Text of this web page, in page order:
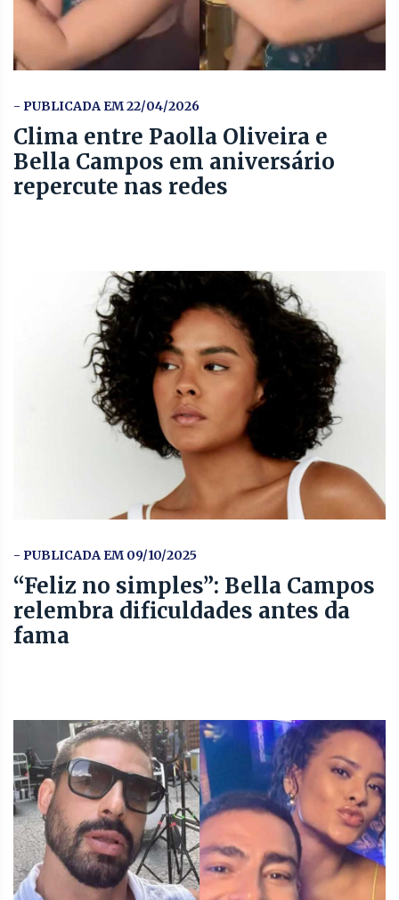
- PUBLICADA EM 22/04/2026
Clima entre Paolla Oliveira e
Bella Campos em aniversário
repercute nas redes
- PUBLICADA EM 09/10/2025
“Feliz no simples”: Bella Campos
relembra dificuldades antes da
fama